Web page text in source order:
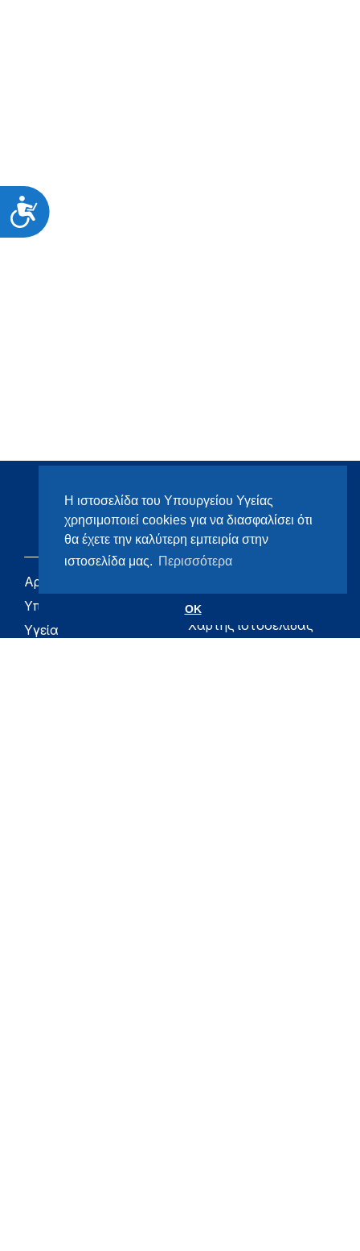
Η ιστοσελίδα του Υπουργείου Υγείας
χρησιμοποιεί cookies για να διασφαλίσει ότι
θα έχετε την καλύτερη εμπειρία στην
ιστοσελίδα μας. Περισσότερα
OK
Προσιτότητα
Αρχική
Υπουργείο
Υγεία
Υγεία
Χάρτης ιστοσελίδας